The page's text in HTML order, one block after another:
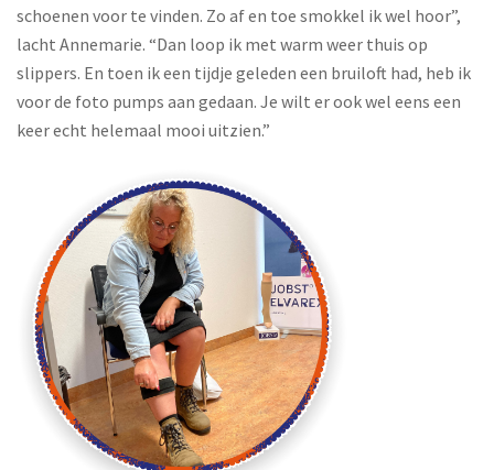
schoenen voor te vinden. Zo af en toe smokkel ik wel hoor”,
lacht Annemarie. “Dan loop ik met warm weer thuis op
slippers. En toen ik een tijdje geleden een bruiloft had, heb ik
voor de foto pumps aan gedaan. Je wilt er ook wel eens een
keer echt helemaal mooi uitzien.”